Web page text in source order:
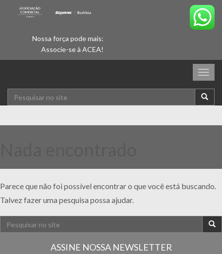
Nossa força pode mais:
Associe-se à ACEA!
Parece que não foi possível encontrar o que você está buscando.
Talvez fazer uma pesquisa possa ajudar.
ASSINE NOSSA NEWSLETTER